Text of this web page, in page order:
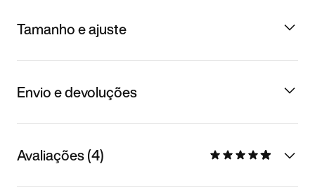
Tamanho e ajuste
Envio e devoluções
Avaliações (4)